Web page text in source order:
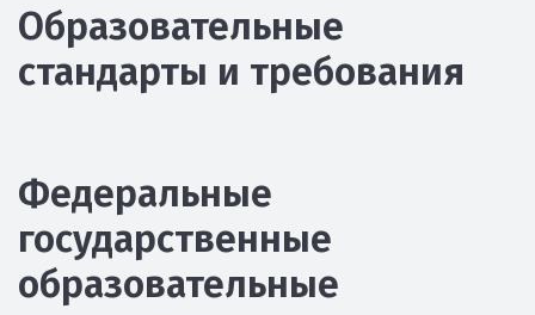
Образовательные
стандарты и требования
Федеральные
государственные
образовательные